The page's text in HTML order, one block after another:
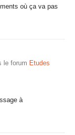
où ça va pas
le forum Etudes
à